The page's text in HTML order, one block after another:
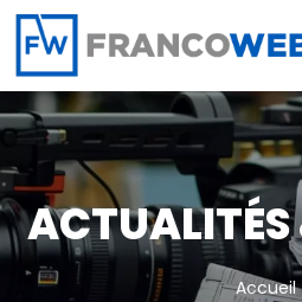
Panneau de gestion des cookies
Accueil